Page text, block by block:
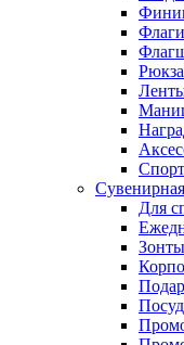
Флаги
Для
Зонты